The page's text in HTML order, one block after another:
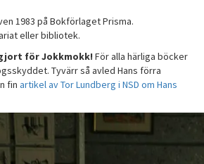
1983 på Bokförlaget Prisma.
eller bibliotek.
för Jokkmokk! För alla härliga böcker
Tyvärr så avled Hans förra
fin artikel av Tor Lundberg i NSD om Hans